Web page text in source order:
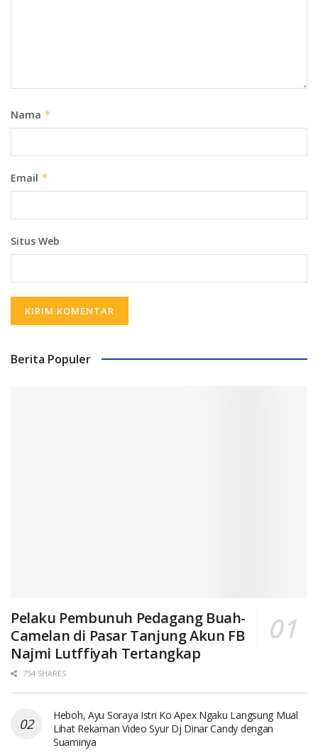
Nama *
Email *
Situs Web
Berita Populer
Pelaku Pembunuh Pedagang Buah-
Camelan di Pasar Tanjung Akun FB
Najmi Lutffiyah Tertangkap
754 SHARES
Heboh, Ayu Soraya Istri Ko Apex Ngaku Langsung Mual
Lihat Rekaman Video Syur Dj Dinar Candy dengan
Suaminya